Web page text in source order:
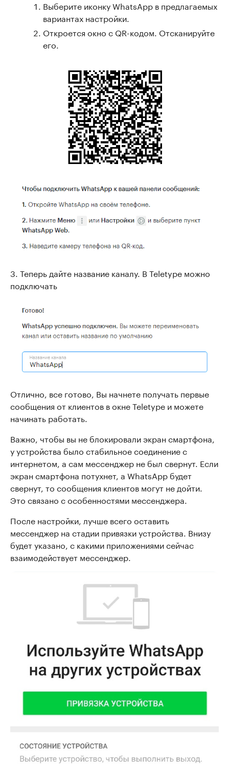
Выберите иконку WhatsApp в предлагаемых
вариантах настройки.
Откроется окно с QR-кодом. Отсканируйте
его.
3. Теперь дайте название каналу. В Teletype можно
подключать
Отлично, все готово, Вы начнете получать первые
сообщения от клиентов в окне Teletype и можете
начинать работать.
Важно, чтобы вы не блокировали экран смартфона,
у устройства было стабильное соединение с
интернетом, а сам мессенджер не был свернут. Если
экран смартфона потухнет, а WhatsApp будет
свернут, то сообщения клиентов могут не дойти.
Это связано с особенностями мессенджера.
После настройки, лучше всего оставить
мессенджер на стадии привязки устройства. Внизу
будет указано, с какими приложениями сейчас
взаимодействует мессенджер.